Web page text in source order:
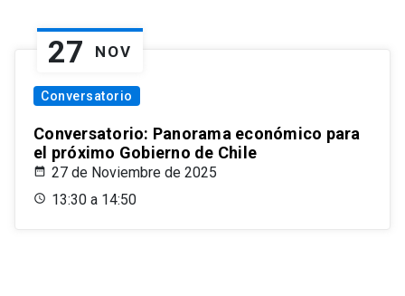
27 NOV
Conversatorio
Conversatorio: Panorama económico para
el próximo Gobierno de Chile
27 de Noviembre de 2025
13:30 a 14:50